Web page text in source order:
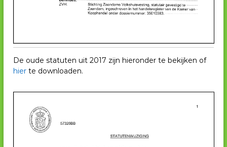
De oude statuten uit 2017 zijn hieronder te bekijken of
hier te downloaden.